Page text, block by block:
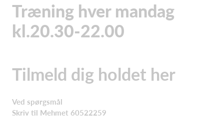
Træning hver mandag
kl.20.30-22.00
Tilmeld dig holdet her
Ved spørgsmål
Skriv til Mehmet 60522259